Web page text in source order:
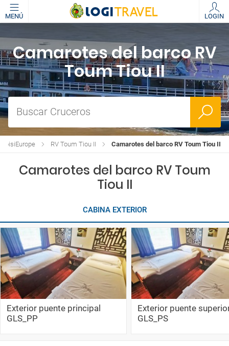
MENÚ LOGIN
Camarotes del barco RV
Toum Tiou II
Buscar Cruceros
Camarotes del barco RV Toum Tiou II
RV Toum Tiou II
Camarotes del barco RV Toum
Tiou II
CABINA EXTERIOR
Exterior puente principal
GLS_PP
Exterior puente
GLS_PS